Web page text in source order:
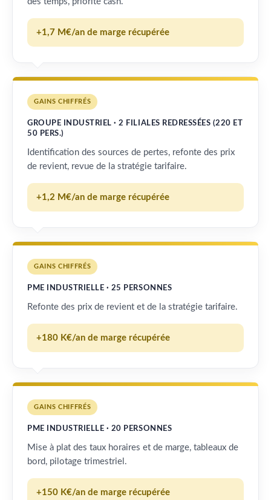
+1,7 M€/an de marge récupérée
GAINS CHIFFRÉS
GROUPE INDUSTRIEL · 2 FILIALES REDRESSÉES (220 ET
50 PERS.)
Identification des sources de pertes, refonte des prix
de revient, revue de la stratégie tarifaire.
+1,2 M€/an de marge récupérée
GAINS CHIFFRÉS
PME INDUSTRIELLE · 25 PERSONNES
Refonte des prix de revient et de la stratégie tarifaire.
+180 K€/an de marge récupérée
GAINS CHIFFRÉS
PME INDUSTRIELLE · 20 PERSONNES
Mise à plat des taux horaires et de marge, tableaux de
bord, pilotage trimestriel.
+150 K€/an de marge récupérée